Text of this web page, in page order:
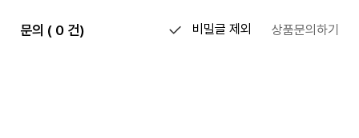
문의 ( 0 건) 비밀글 제외 상품문의하기